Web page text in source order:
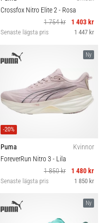
Crossfox Nitro Elite 2- Rosa
1 754 kr
1 403 kr
Senaste lägsta pris 1 447 kr
Ny
-20%
Puma
Kvinnor
ForeverRun Nitro 3 - Lila
1 850 kr
1 480 kr
Senaste lägsta pris 1 850 kr
Ny